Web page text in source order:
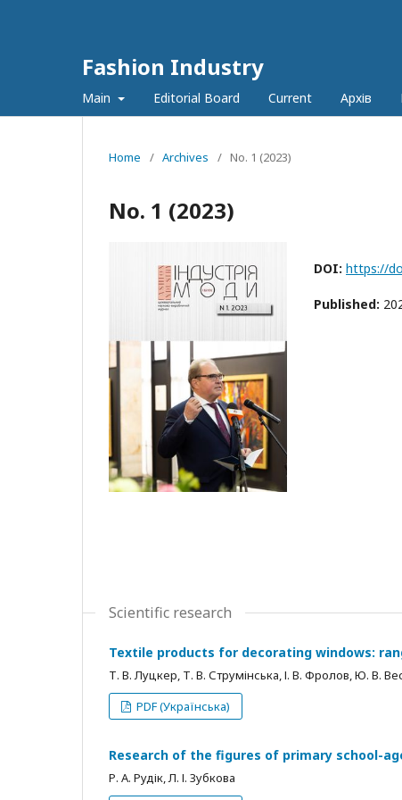
Fashion Industry
Main Editorial Board Current Архів
Home / Archives / No. 1 (2023)
No. 1 (2023)
DOI: https://
Published:
Scientific research
Textile products for decorating windows:
Т. В. Луцкер, Т. В. Струмінська, І. В. Фролов, Ю. В.
PDF (Українська)
Research of the figures of primary school-
Р. А. Рудік, Л. І. Зубкова